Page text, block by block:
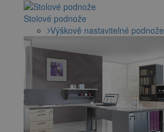
Stolové podnože
Výškově nastavitelné podnože